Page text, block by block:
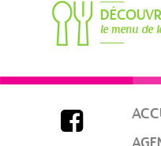
le menu de
